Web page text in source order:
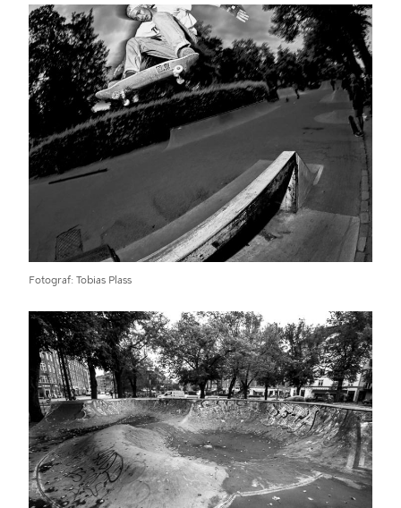
Fotograf Tobias Plass